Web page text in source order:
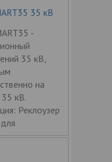
35 кВ
-
35 кВ,
на
кВ.
Реклоузер